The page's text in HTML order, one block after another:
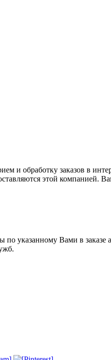
и обработку заказов в
этой компанией.
указанному Вами в заказе